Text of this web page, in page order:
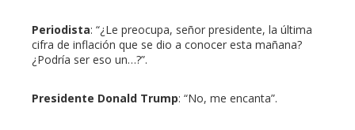
Periodista: “¿Le preocupa, señor presidente, la última
cifra de inflación que se dio a conocer esta mañana?
¿Podría ser eso un…?”.
Presidente Donald Trump: “No, me encanta”.